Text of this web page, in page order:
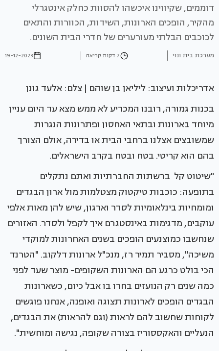
דוממים, שקיווינו איכשהו להסוות כחלק אינטגרלי
מהקיר, הופכים הארונות, השידות, הכוורות והתאים
לכוכבים הבלתי מעורערים של חדרי הבית השונים.
מערכת בית ונוי 7 דקות קריאה 19-12-2023
אדריכלות ועיצוב: ליליאן בן שוהם | צלם: אלעד גונן
בכנות גמורה, רובנו המכריע לא ממש מצא עד היום עניין
מיוחד בארונות ובתאי האחסון ופתרונות הנגרות
שמשובצים אצלנו ברחבי הבית או בדירה, אולם הצורך
בהם הוא קריטי. בטח ובטח בקרב הישראלים.
"שיטוט קל ברשתות החברתיות ואתם נתקלים
בתופעה: כוכבות טיקטוק מצטלמות מול ארון הבגדים
ומומחיות בינלאומיות לסדר וארגון, שיש להן מאות אלפי
עוקבים, מדגימות באינסטגרם איך לקפל ולסדר. האזורים
שנחשבו כמוצנעים הופכים בשנים האחרונות למוקדי
משיכה", מסביר תמיר רז, מנכ"ל ארונות דלקוב. "הטרנד
הכי בולט כרגע הם הארונות השקופים- מוצר שעד לפני
כמה שנים רק הנועזים בחרו בו אבל כיום, כשארונות
הבגדים הופכים לארונות תצוגה ואופנה, אנחנו פוגשים
לקוחות שחשוב להם לראות (וגם להראות) את הבגדים,
הנעליים והאקססוריז בצורה שקופה, נגישה ומוחשית".